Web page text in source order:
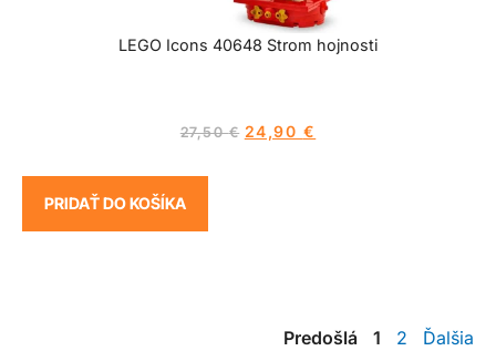
LEGO Icons 40648 Strom hojnosti
27,50€ 24,90 €
PRIDAŤ DO KOŠÍKA
Predošlá 1 2 Ďalšia